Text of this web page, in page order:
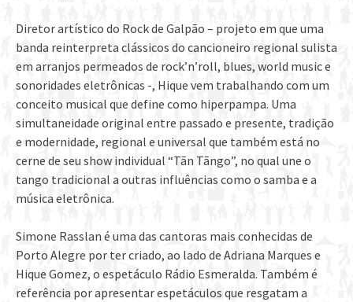
Diretor artístico do Rock de Galpão – projeto em que uma
banda reinterpreta clássicos do cancioneiro regional sulista
em arranjos permeados de rock’n’roll, blues, world music e
sonoridades eletrônicas -, Hique vem trabalhando com um
conceito musical que define como hiperpampa. Uma
simultaneidade original entre passado e presente, tradição
e modernidade, regional e universal que também está no
cerne de seu show individual “Tãn Tãngo”, no qual une o
tango tradicional a outras influências como o samba e a
música eletrônica.
Simone Rasslan é uma das cantoras mais conhecidas de
Porto Alegre por ter criado, ao lado de Adriana Marques e
Hique Gomez, o espetáculo Rádio Esmeralda. Também é
referência por apresentar espetáculos que resgatam a